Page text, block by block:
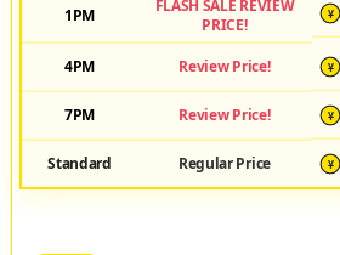
1PM
FLASH SALE REVIEW
PRICE!
¥
4PM Review Price! ¥
7PM Review Price! ¥
Standard Regular Price ¥